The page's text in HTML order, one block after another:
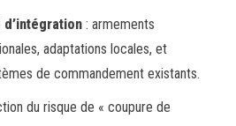
: armements
adaptations locales, et
de commandement existants.
du risque de « coupure de